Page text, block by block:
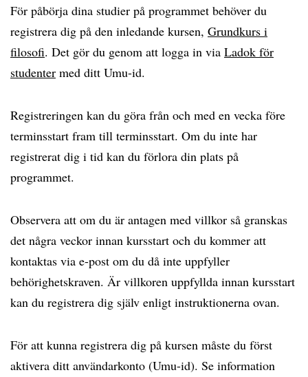
För påbörja dina studier på programmet behöver du
registrera dig på den inledande kursen, Grundkurs i
filosofi. Det gör du genom att logga in via Ladok för
studenter med ditt Umu-id.
Registreringen kan du göra från och med en vecka före
terminsstart fram till terminsstart. Om du inte har
registrerat dig i tid kan du förlora din plats på
programmet.
Observera att om du är antagen med villkor så granskas
det några veckor innan kursstart och du kommer att
kontaktas via e-post om du då inte uppfyller
behörighetskraven. Är villkoren uppfyllda innan kursstart
kan du registrera dig själv enligt instruktionerna ovan.
För att kunna registrera dig på kursen måste du först
aktivera ditt användarkonto (Umu-id). Se information